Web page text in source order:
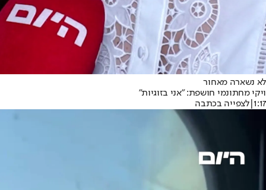
לא נשארה מאחור
ויקי מחתונמי חושפת: ״אני בזוגיות״
1:17
|לצפייה בכתבה